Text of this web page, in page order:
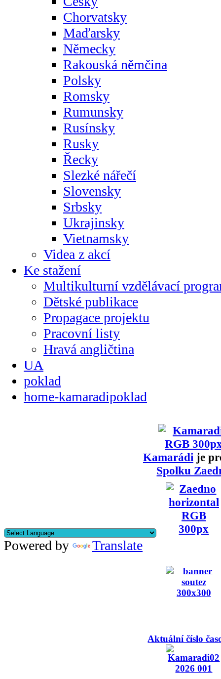
Chorvatsky
Maďarsky
Německy
Rakouská němčina
Polsky
Romsky
Rumunsky
Rusínsky
Rusky
Řecky
Slezké nářečí
Slovensky
Srbsky
Ukrajinsky
Vietnamsky
Videa z akcí
Ke stažení
Multikulturní vzdělávací
Dětské publikace
Propagace projektu
Pracovní listy
Hravá angličtina
UA
poklad
home-kamaradipoklad
Kamarádi je
Spolku
Powered by Translate
Aktuální číslo